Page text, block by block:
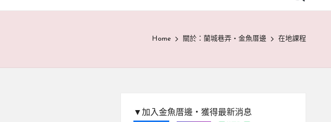
Home 關於：蘭城巷弄‧金魚厝邊 在地課程
▼加入金魚厝邊‧獲得最新消息